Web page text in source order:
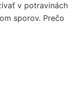
v potravinách
sporov. Prečo